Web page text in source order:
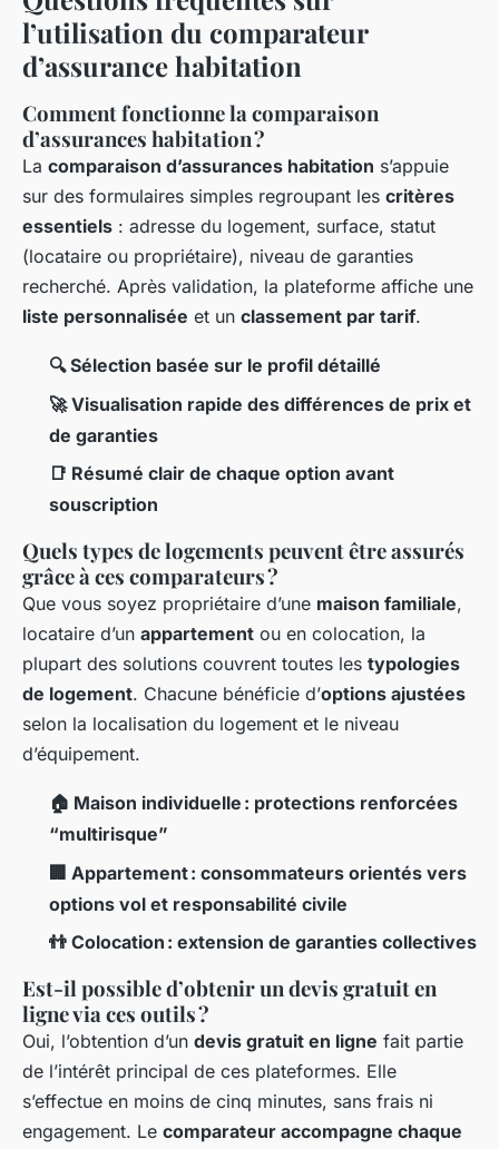
l’utilisation du comparateur
d’assurance habitation
Comment fonctionne la comparaison
d’assurances habitation ?
La comparaison d’assurances habitation s’appuie
sur des formulaires simples regroupant les critères
essentiels : adresse du logement, surface, statut
(locataire ou propriétaire), niveau de garanties
recherché. Après validation, la plateforme affiche une
liste personnalisée et un classement par tarif.
🔍 Sélection basée sur le profil détaillé
🚀 Visualisation rapide des différences de prix et
de garanties
📑 Résumé clair de chaque option avant
souscription
Quels types de logements peuvent être assurés
grâce à ces comparateurs ?
Que vous soyez propriétaire d’une maison familiale,
locataire d’un appartement ou en colocation, la
plupart des solutions couvrent toutes les typologies
de logement. Chacune bénéficie d’options ajustées
selon la localisation du logement et le niveau
d’équipement.
🏠 Maison individuelle : protections renforcées
“multirisque”
🏢 Appartement : consommateurs orientés vers
options vol et responsabilité civile
👬 Colocation : extension de garanties collectives
Est-il possible d’obtenir un devis gratuit en
ligne via ces outils ?
Oui, l’obtention d’un devis gratuit en ligne fait partie
de l’intérêt principal de ces plateformes. Elle
s’effectue en moins de cinq minutes, sans frais ni
engagement. Le comparateur accompagne chaque